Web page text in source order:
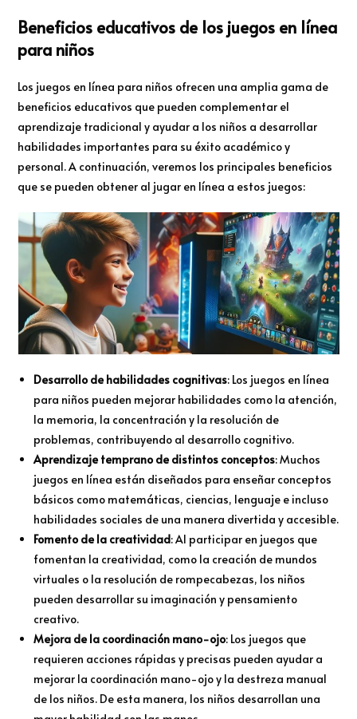
Beneficios educativos de los juegos en línea
para niños
Los juegos en línea para niños ofrecen una amplia gama de
beneficios educativos que pueden complementar el
aprendizaje tradicional y ayudar a los niños a desarrollar
habilidades importantes para su éxito académico y
personal. A continuación, veremos los principales beneficios
que se pueden obtener al jugar en línea a estos juegos:
Desarrollo de habilidades cognitivas: Los juegos en línea
para niños pueden mejorar habilidades como la atención,
la memoria, la concentración y la resolución de
problemas, contribuyendo al desarrollo cognitivo.
Aprendizaje temprano de distintos conceptos: Muchos
juegos en línea están diseñados para enseñar conceptos
básicos como matemáticas, ciencias, lenguaje e incluso
habilidades sociales de una manera divertida y accesible.
Fomento de la creatividad: Al participar en juegos que
fomentan la creatividad, como la creación de mundos
virtuales o la resolución de rompecabezas, los niños
pueden desarrollar su imaginación y pensamiento
creativo.
Mejora de la coordinación mano-ojo: Los juegos que
requieren acciones rápidas y precisas pueden ayudar a
mejorar la coordinación mano-ojo y la destreza manual
de los niños. De esta manera, los niños desarrollan una